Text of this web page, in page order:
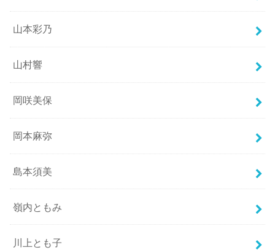
山本彩乃
山村響
岡咲美保
岡本麻弥
島本須美
嶺内ともみ
川上とも子